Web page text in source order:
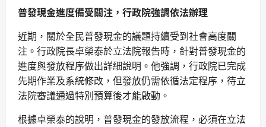
普發現金進度備受關注，行政院強調依法辦理
近期，關於全民普發現金的議題持續受到社會高度關
注。行政院長卓榮泰於立法院報告時，針對普發現金的
進度與發放程序做出詳細說明。他強調，行政院已完成
先期作業及系統修改，但發放仍需依循法定程序，待立
法院審議通過特別預算後才能啟動。
根據卓榮泰的說明，普發現金的發放流程，必須在立法